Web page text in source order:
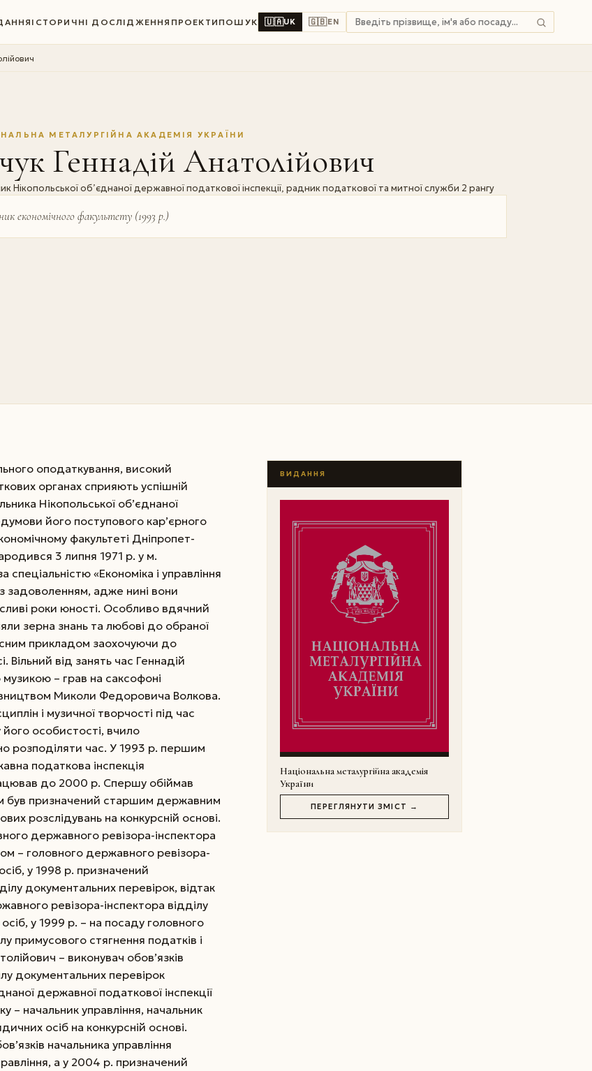
ІСТОРИЧНІ ДОСЛІДЖЕННЯ ПРОЕКТИ ПОШУК 🇺🇦UK 🇬🇧EN
МЕТАЛУРГІЙНА АКАДЕМІЯ УКРАЇНИ
Геннадій Анатолійович
Нікопольської об’єднаної державної податкової інспекції, радник податкової та митної служби 2 рангу
економічного факультету (1993 р.)
оподаткування, високий
органах сприяють успішній
Нікопольської об’єднаної
його поступового кар’єрного
факультеті Дніпропет­
3 липня 1971 р. у м.
«Економіка і управління
з задоволенням, адже нині вони
роки юності. Особливо вдячний
зерна знань та любові до обраної
прикладом заохочуючи до
від занять час Геннадій
– грав на саксофоні
Миколи Федоровича Волкова.
і музичної творчості під час
особистості, вчило
розподіляти час. У 1993 р. першим
податкова інспекція
до 2000 р. Спершу обіймав
був призначений старшим державним
розслідувань на конкурсній основі.
державного ревізора-інспектора
– головного державного ревізора-
осіб, у 1998 р. призначений
документальних перевірок, відтак
ревізора-інспектора відділу
у 1999 р. – на посаду головного
примусового стягнення податків і
– виконувач обов’язків
документальних перевірок
державної податкової інспекції
– начальник управління, начальник
осіб на конкурсній основі.
начальника управління
а у 2004 р. призначений
ВИДАННЯ
Національна металургійна академія
України
ПЕРЕГЛЯНУТИ ЗМІСТ →